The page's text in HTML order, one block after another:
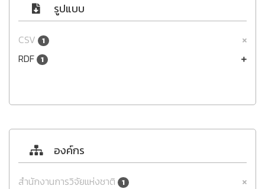
รูปแบบ
CSV 1
RDF 1
องค์กร
สำนักงานการวิจัยแห่งชาติ 1